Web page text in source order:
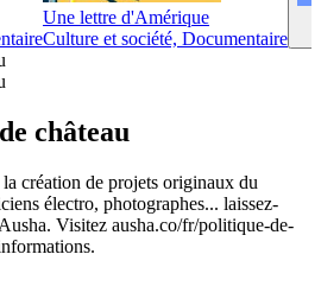
Une lettre d'Amérique
Culture et société, Documentaire
château
création de projets originaux du
électro, photographes... laissez-
Visitez ausha.co/fr/politique-de-